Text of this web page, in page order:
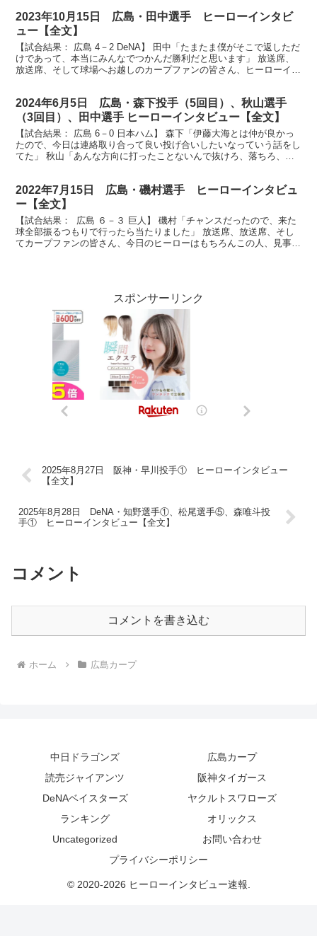
2023年10月15日 広島・田中選手 ヒーローインタビ
ュー【全文】
【試合結果： 広島 4－2 DeNA】 田中「たまたま僕がそこで返しただ
けであって、本当にみんなでつかんだ勝利だと思います」 放送席、
放送席、そして球場へお越しのカープファンの皆さん、ヒーローイン
2024年6月5日 広島・森下投手（5回目）、秋山選手
（3回目）、田中選手 ヒーローインタビュー【全文】
【試合結果： 広島 6－0 日本ハム】 森下「伊藤大海とは仲が良かっ
たので、今日は連絡取り合って良い投げ合いしたいなっていう話をし
てた」 秋山「あんな方向に打ったことないんで抜けろ、落ちろ、そ
2022年7月15日 広島・磯村選手 ヒーローインタビュ
ー【全文】
【試合結果： 広島 ６－３ 巨人】 磯村「チャンスだったので、来た
球全部振るつもりで行ったら当たりました」 放送席、放送席、そし
てカープファンの皆さん、今日のヒーローはもちろんこの人、見事な
スポンサーリンク
2025年8月27日 阪神・早川投手① ヒーローインタビュー
【全文】
2025年8月28日 DeNA・知野選手①、松尾選手⑤、森唯斗投
手① ヒーローインタビュー【全文】
コメント
コメントを書き込む
ホーム 広島カープ
中日ドラゴンズ
広島カープ
読売ジャイアンツ
阪神タイガース
DeNAベイスターズ
ヤクルトスワローズ
ランキング
オリックス
Uncategorized
お問い合わせ
プライバシーポリシー
© 2020-2026 ヒーローインタビュー速報.